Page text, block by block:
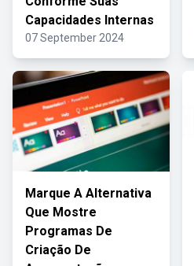
Capacidades Internas
07 September 2024
Marque A Alternativa
Que Mostre
Programas De
Criação De